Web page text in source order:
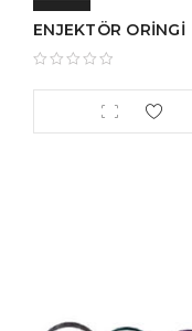
ENJEKTÖR ORİNGİ